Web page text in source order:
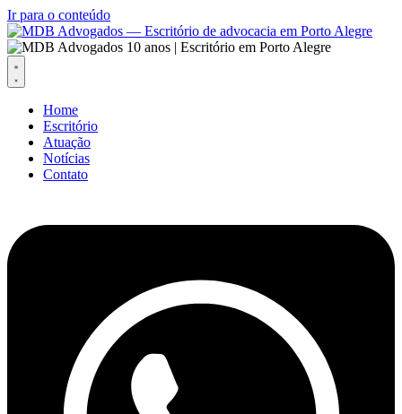
Ir para o conteúdo
Home
Escritório
Atuação
Notícias
Contato